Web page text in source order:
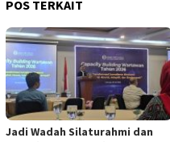
POS TERKAIT
Jadi Wadah Silaturahmi dan